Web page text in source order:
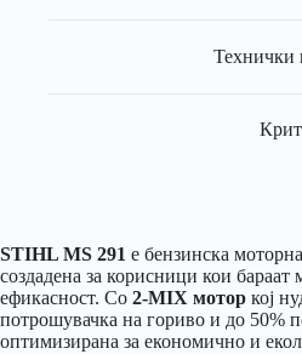
Технички
STIHL MS 291 е бензинска
создадена за корисници кои
ефикасност. Со 2-MIX мотор кој
потрошувачка на гориво и до 50%
оптимизирана за економично и